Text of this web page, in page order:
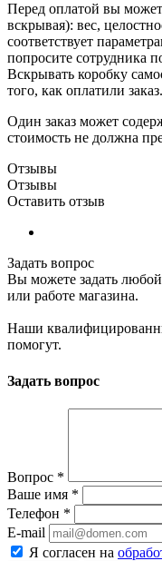
Перед оплатой вы
вскрывая): вес,
соответствует
попросите сотрудника
Вскрывать коробку
того, как оплатили заказ.
Один заказ может
стоимость не должна
Отзывы
Отзывы
Оставить отзыв
Задать вопрос
Вы можете задать
или работе магазина.
Наши
помогут.
Задать вопрос
Вопрос *
Ваше имя *
Телефон *
E-mail
Я согласен на